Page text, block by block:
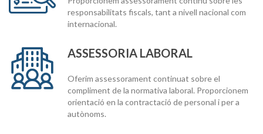
responsabilitats fiscals, tant a nivell nacional com
internacional.
ASSESSORIA LABORAL
Oferim assessorament continuat sobre el
compliment de la normativa laboral. Proporcionem
orientació en la contractació de personal i per a
autònoms.